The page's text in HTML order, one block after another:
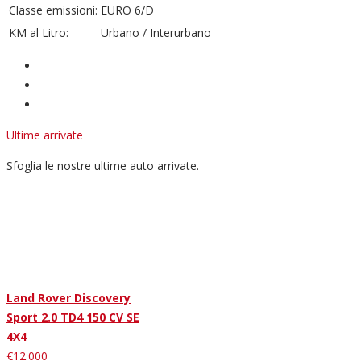
Classe emissioni: EURO 6/D
KM al Litro:
Urbano / Interurbano
Ultime arrivate
Sfoglia le nostre ultime auto arrivate.
Land Rover Discovery
Sport 2.0 TD4 150 CV SE
4X4
€12.000